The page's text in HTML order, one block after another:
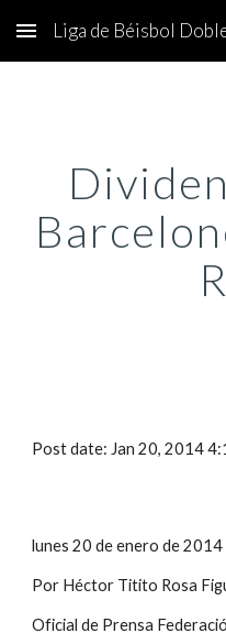
Skip to main content
Liga de Béisbol
Post date: Jan 20, 2014
lunes 20 de enero de 2014
Por Héctor Titito Rosa
Oficial de Prensa